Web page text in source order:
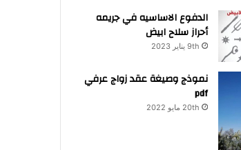
الدفوع الاساسيه في جريمه
أحراز سلاح ابيض
9th يناير 2023
نموذج وصيغة عقد زواج عرفي
pdf
20th مايو 2022